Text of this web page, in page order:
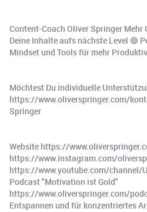
Content-Coach Oliver Springer Mehr
Deine Inhalte aufs nächste Level 🟢
Mindset und Tools für mehr
Möchtest Du individuelle
https://www.oliverspringer.com/
Springer
Website https://
https://www.instagram.com/
https://www.youtube.com/channel/
Podcast "Motivation ist Gold"
https://www.oliverspringer.com/
Entspannen und für konzentriertes